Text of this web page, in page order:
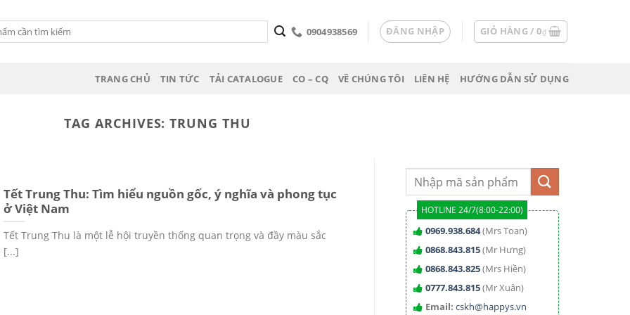
0904938569 ĐĂNG NHẬP GIỎ HÀNG /0₫
TRANG CHỦ TIN TỨC TẢI CATALOGUE CO – CQ VỀ CHÚNG TÔI LIÊN HỆ HƯỚNG DẪN SỬ DỤNG
TAG ARCHIVES:TRUNG THU
Tết Trung Thu: Tìm hiểu nguồn gốc, ý nghĩa và phong tục
ở Việt Nam
Tết Trung Thu là một lễ hội truyền thống quan trọng và đầy màu sắc
[...]
HOTLINE 24/7(8:00-22:00)
0969.938.684(Mrs Toan)
0868.843.815(Mr Hưng)
0868.843.825(Mrs Hiền)
0777.843.815(Mr Xuân)
Email: cskh@happys.vn